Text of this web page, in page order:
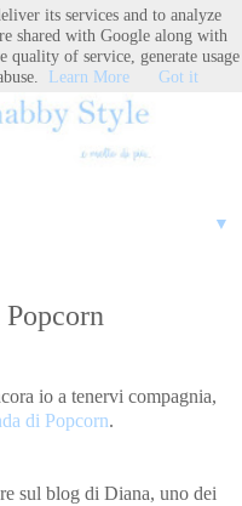
▼
io a tenervi compagnia,
di Popcorn.
sul blog di Diana, uno dei
its services and to analyze
shared with Google along with
quality of service, generate usage
Learn More Got it